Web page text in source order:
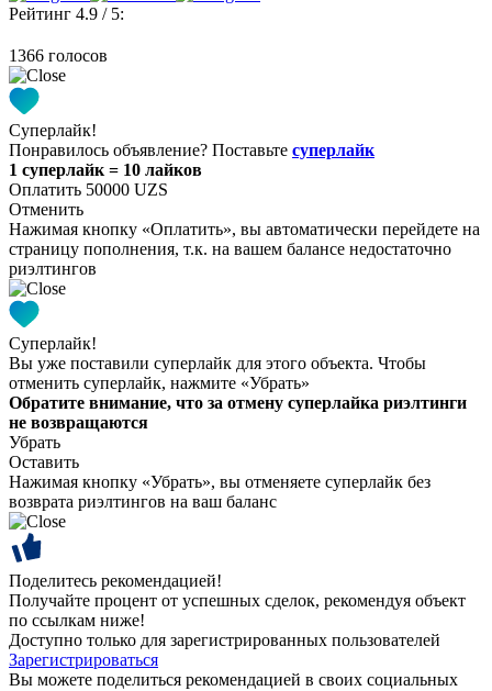
Рейтинг 4.9 / 5:
1366 голосов
Суперлайк!
Понравилось объявление? Поставьте суперлайк
1 суперлайк = 10 лайков
Оплатить 50000 UZS
Отменить
Нажимая кнопку «Оплатить», вы автоматически перейдете на
страницу пополнения, т.к. на вашем балансе недостаточно
риэлтингов
Суперлайк!
Вы уже поставили суперлайк для этого объекта. Чтобы
отменить суперлайк, нажмите «Убрать»
Обратите внимание, что за отмену суперлайка риэлтинги
не возвращаются
Убрать
Оставить
Нажимая кнопку «Убрать», вы отменяете суперлайк без
возврата риэлтингов на ваш баланс
Поделитесь рекомендацией!
Получайте процент от успешных сделок, рекомендуя объект
по ссылкам ниже!
Доступно только для зарегистрированных пользователей
Зарегистрироваться
Вы можете поделиться рекомендацией в своих социальных